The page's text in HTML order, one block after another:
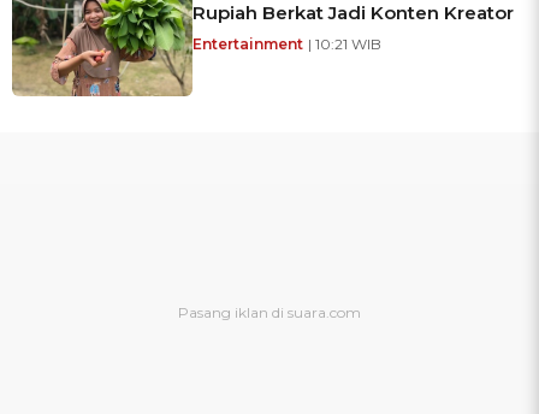
Rupiah Berkat Jadi Konten Kreator
Entertainment | 10:21 WIB